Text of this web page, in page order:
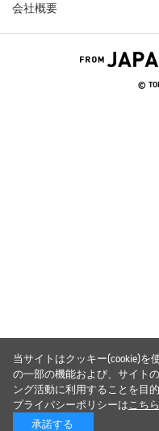
会社概要
©
当サイトはクッキー(cookie)を
の一部の機能および、サイト
ング活動に利用することを目
プライバシーポリシーはこちら
承諾する